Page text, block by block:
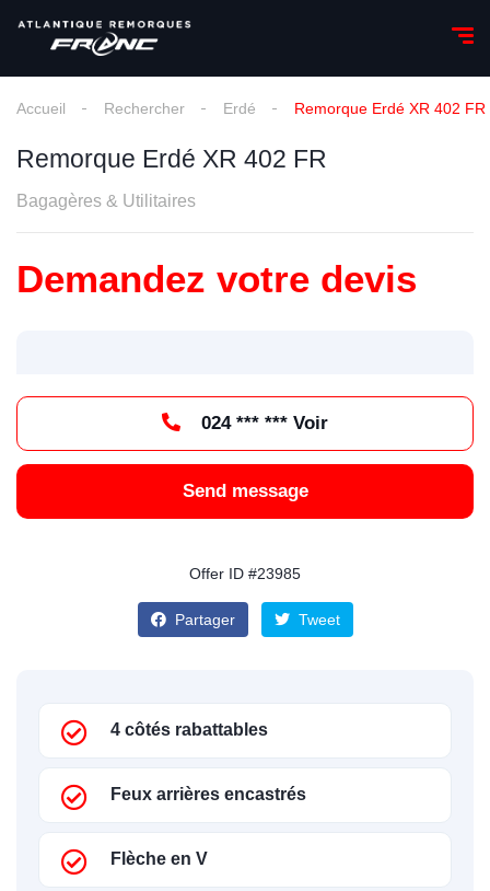
Accueil Rechercher Erdé Remorque Erdé XR 402 FR
Remorque Erdé XR 402 FR
Bagagères & Utilitaires
Demandez votre devis
024 *** *** Voir
Send message
Offer ID #23985
Partager Tweet
4 côtés rabattables
Feux arrières encastrés
Flèche en V